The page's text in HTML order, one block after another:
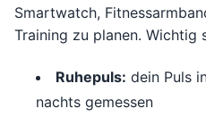
Smartwatch,
Training zu planen. Wichtig
Ruhepuls: dein Puls
nachts gemessen